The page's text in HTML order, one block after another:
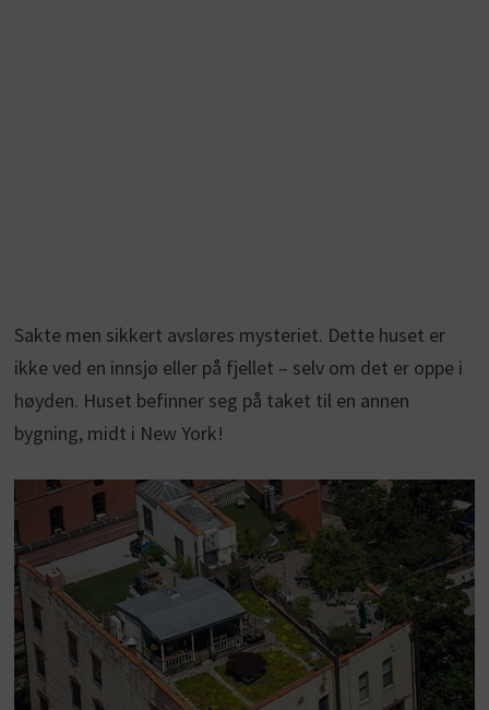
Sakte men sikkert avsløres mysteriet. Dette huset er
ikke ved en innsjø eller på fjellet – selv om det er oppe i
høyden. Huset befinner seg på taket til en annen
bygning, midt i New York!